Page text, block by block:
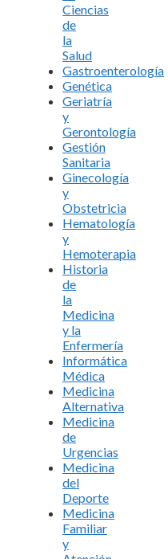
Ciencias
de
la
Salud
Gastroenterología
Genética
Geriatría
y
Gerontología
Gestión
Sanitaria
Ginecología
y
Obstetricia
Hematología
y
Hemoterapia
Historia
de
la
Medicina
y la
Enfermería
Informática
Médica
Medicina
Alternativa
Medicina
de
Urgencias
Medicina
del
Deporte
Medicina
Familiar
y